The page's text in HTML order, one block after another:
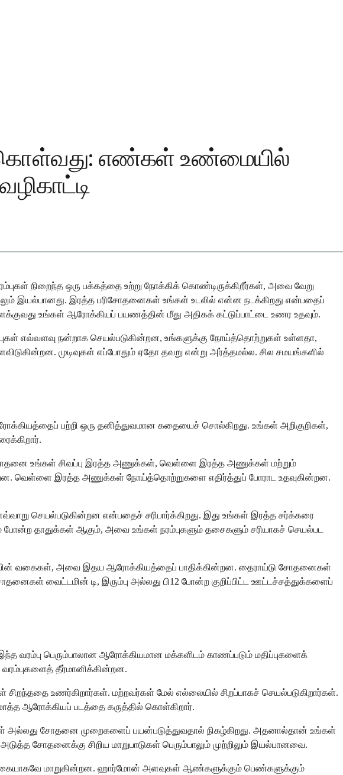
எண்கள் உண்மையில்
நிறைந்த ஒரு பக்கத்தை உற்று நோக்கிக் கொண்டிருக்கிறீர்கள், அவை வேறு
இயல்பானது. இரத்த பரிசோதனைகள் உங்கள் உடலில் என்ன நடக்கிறது என்பதைப்
உங்கள் ஆரோக்கியப் பயணத்தின் மீது அதிகக் கட்டுப்பாட்டை உணர உதவும்.
எவ்வளவு நன்றாக செயல்படுகின்றன, உங்களுக்கு நோய்த்தொற்றுகள் உள்ளதா,
முடிவுகள் எப்போதும் ஏதோ தவறு என்று அர்த்தமல்ல. சில சமயங்களில்
பற்றி ஒரு தனித்துவமான கதையைச் சொல்கிறது. உங்கள் அறிகுறிகள்,
உங்கள் சிவப்பு இரத்த அணுக்கள், வெள்ளை இரத்த அணுக்கள் மற்றும்
வெள்ளை இரத்த அணுக்கள் நோய்த்தொற்றுகளை எதிர்த்துப் போராட உதவுகின்றன.
செயல்படுகின்றன என்பதைச் சரிபார்க்கிறது. இது உங்கள் இரத்த சர்க்கரை
தாதுக்கள் ஆகும், அவை உங்கள் நரம்புகளும் தசைகளும் சரியாகச் செயல்பட
வகைகள், அவை இதய ஆரோக்கியத்தைப் பாதிக்கின்றன. தைராய்டு சோதனைகள்
வைட்டமின் டி, இரும்பு அல்லது பி12 போன்ற குறிப்பிட்ட ஊட்டச்சத்துக்களைப்
வரம்பு பெரும்பாலான ஆரோக்கியமான மக்களிடம் காணப்படும் மதிப்புகளைக்
தீர்மானிக்கின்றன.
உணர்கிறார்கள். மற்றவர்கள் மேல் எல்லையில் சிறப்பாகச் செயல்படுகிறார்கள்.
ஆரோக்கியப் படத்தை கருத்தில் கொள்கிறார்.
அல்லது சோதனை முறைகளைப் பயன்படுத்துவதால் நிகழ்கிறது. அதனால்தான் உங்கள்
சோதனைக்கு சிறிய மாறுபாடுகள் பெரும்பாலும் முற்றிலும் இயல்பானவை.
இயற்கையாகவே மாறுகின்றன. ஹார்மோன் அளவுகள் ஆண்களுக்கும் பெண்களுக்கும்